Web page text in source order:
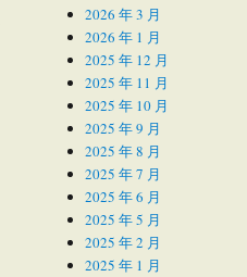
2026 年 3 月
2026 年 1 月
2025 年 12 月
2025 年 11 月
2025 年 10 月
2025 年 9 月
2025 年 8 月
2025 年 7 月
2025 年 6 月
2025 年 5 月
2025 年 2 月
2025 年 1 月